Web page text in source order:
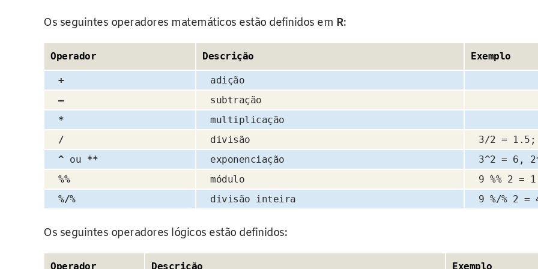
Os seguintes operadores matemáticos estão definidos em R:
Operador Descrição Exemplo
+
adição
–
subtração
*
multiplicação
/
divisão
3/2 = 1.5;
^ ou ** exponenciação
3^2 = 6,
%%
módulo
9 %% 2 = 1
%/%
divisão inteira 9 %/% 2 =
Os seguintes operadores lógicos estão definidos:
Operador Descrição Exemplo